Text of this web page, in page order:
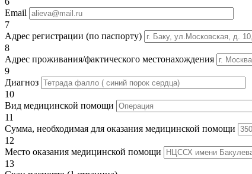
Email
7
Адрес регистрации (по паспорту)
8
Адрес проживания/фактического местонахождения
9
Диагноз
10
Вид медицинской помощи
11
Сумма, необходимая для оказания медицинской помощи
12
Место оказания медицинской помощи
13